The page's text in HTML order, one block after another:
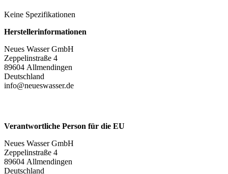
Keine Spezifikationen
Herstellerinformationen
Neues Wasser GmbH
Zeppelinstraße 4
89604 Allmendingen
Deutschland
info@neueswasser.de
Verantwortliche Person für die EU
Neues Wasser GmbH
Zeppelinstraße 4
89604 Allmendingen
Deutschland